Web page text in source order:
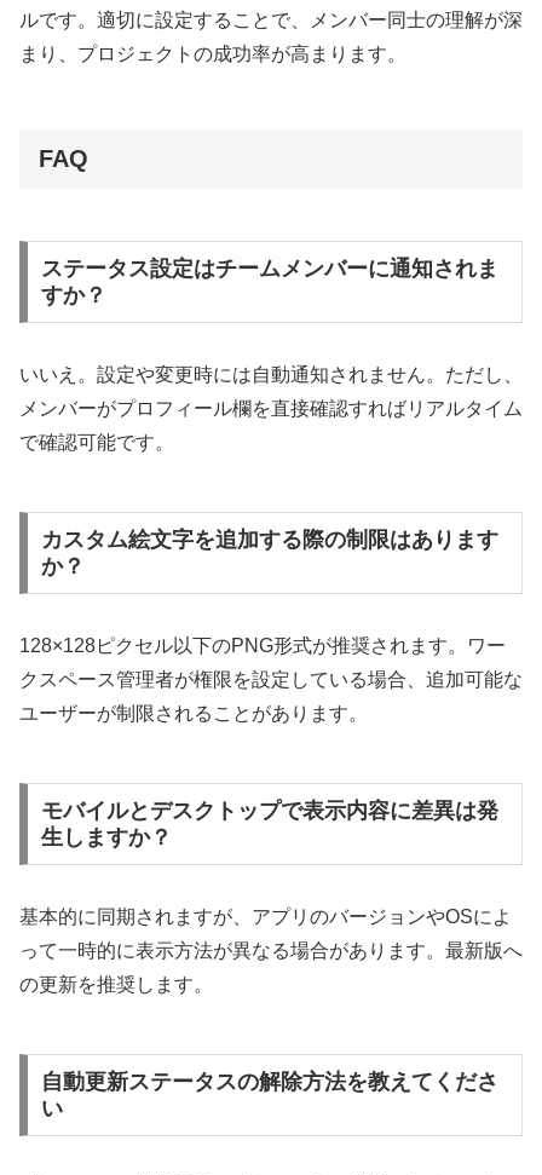
ルです。適切に設定することで、メンバー同士の理解が深
まり、プロジェクトの成功率が高まります。
FAQ
ステータス設定はチームメンバーに通知されま
すか？
いいえ。設定や変更時には自動通知されません。ただし、
メンバーがプロフィール欄を直接確認すればリアルタイム
で確認可能です。
カスタム絵文字を追加する際の制限はあります
か？
128×128ピクセル以下のPNG形式が推奨されます。ワー
クスペース管理者が権限を設定している場合、追加可能な
ユーザーが制限されることがあります。
モバイルとデスクトップで表示内容に差異は発
生しますか？
基本的に同期されますが、アプリのバージョンやOSによ
って一時的に表示方法が異なる場合があります。最新版へ
の更新を推奨します。
自動更新ステータスの解除方法を教えてくださ
い